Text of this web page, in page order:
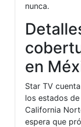
nunca.
en
Star TV
los estados
California
espera que